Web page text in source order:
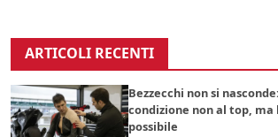
ARTICOLI RECENTI
Bezzecchi non si
condizione non al top,
possibile